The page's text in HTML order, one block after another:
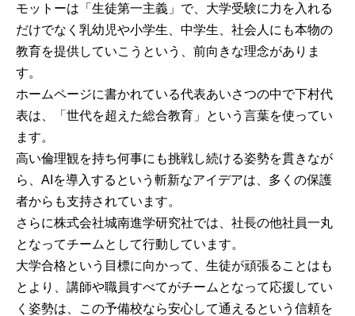
モットーは「生徒第一主義」で、大学受験に力を入れる
だけでなく乳幼児や小学生、中学生、社会人にも本物の
教育を提供していこうという、前向きな理念がありま
す。
ホームページに書かれている代表あいさつの中で下村代
表は、「世代を超えた総合教育」という言葉を使ってい
ます。
高い倫理観を持ち何事にも挑戦し続ける姿勢を貫きなが
ら、AIを導入するという斬新なアイデアは、多くの保護
者からも支持されています。
さらに株式会社城南進学研究社では、社長の他社員一丸
となってチームとして行動しています。
大学合格という目標に向かって、生徒が頑張ることはも
とより、講師や職員すべてがチームとなって応援してい
く姿勢は、この予備校なら安心して通えるという信頼を